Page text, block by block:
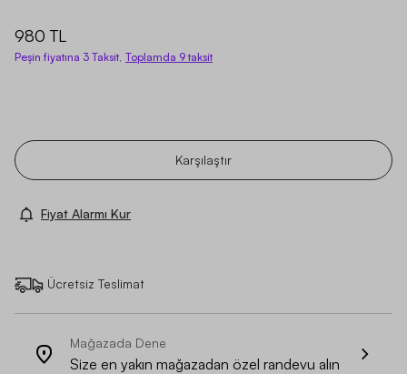
980 TL
Peşin fiyatına 3 Taksit, Toplamda 9taksit
Karşılaştır
Fiyat Alarmı Kur
Ücretsiz Teslimat
Mağazada Dene
Size en yakın mağazadan özel randevu alın